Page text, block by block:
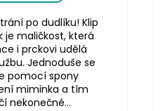
po dudlíku! Klip
je maličkost, která
i prckovi udělá
Jednoduše se
pomocí spony
miminka a tím
nekonečné...